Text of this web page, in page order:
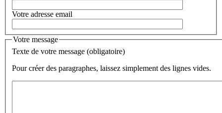
Votre adresse email
Votre message
Texte de votre message (obligatoire)
Pour créer des paragraphes, laissez simplement des lignes vides.